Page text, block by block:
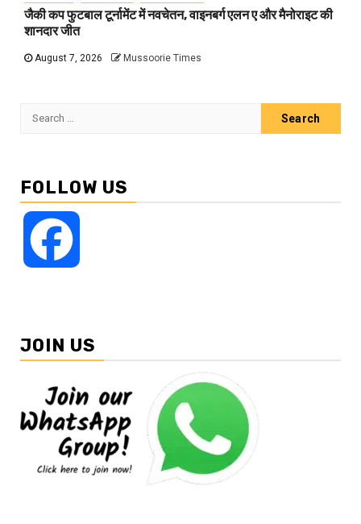
जैकी कप फुटबाल टूर्नामेंट में नवचेतन, वाइनबर्ग एलन ए और मैनोराइट की
शानदार जीत
August 7, 2026 Mussoorie Times
Search
FOLLOW US
JOIN US